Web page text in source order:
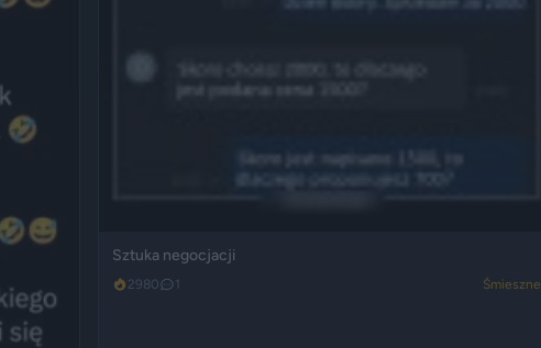
Sztuka negocjacji
2980 1 Śmieszne